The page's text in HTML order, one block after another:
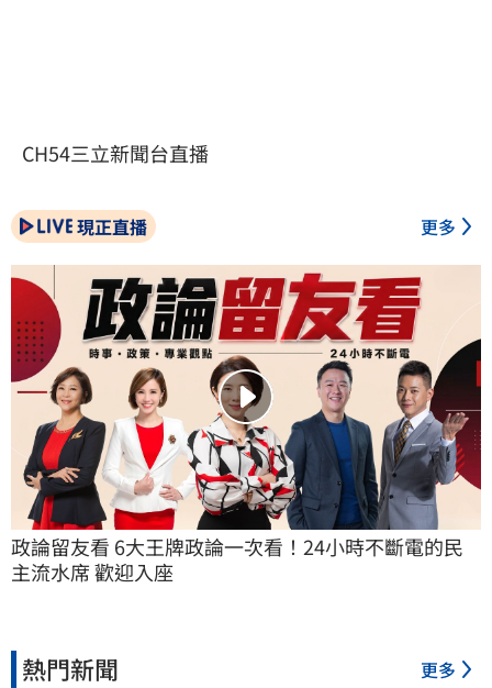
CH54三立新聞台直播
現正直播 更多
政論留友看 6大王牌政論一次看！24小時不斷電的民
主流水席 歡迎入座
熱門新聞 更多